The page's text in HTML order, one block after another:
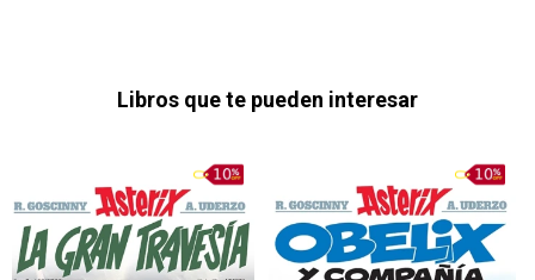
Libros que te pueden interesar